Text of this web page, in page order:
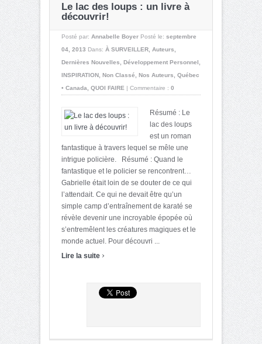
Le lac des loups : un livre à
découvrir!
Posté par: Annabelle Boyer Posté le: septembre
04, 2013 Dans: À SURVEILLER Auteurs
Dernières Nouvelles
Développement Personnel
INSPIRATION Non Classé Nos Auteurs
Québec
• Canada
QUOI FAIRE | Commentaire : 0
Résumé : Le
lac des loups
est un roman
fantastique à travers lequel se mêle une
intrigue policière. Résumé : Quand le
fantastique et le policier se rencontrent…
Gabrielle était loin de se douter de ce qui
l’attendait. Ce qui ne devait être qu’un
simple camp d’entraînement de karaté se
révèle devenir une incroyable épopée où
s’entremêlent les créatures magiques et le
monde actuel. Pour découvri ...
Lire la suite ›